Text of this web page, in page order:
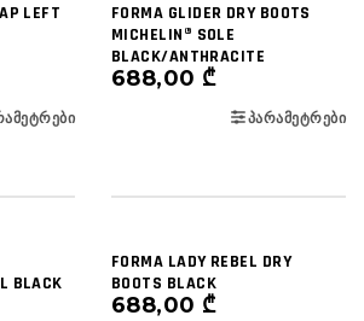
LEFT
FORMA GLIDER DRY BOOTS
MICHELIN® SOLE
BLACK/ANTHRACITE
688,00 ₾
ᲞᲐᲠᲐᲛᲔᲢᲠᲔᲑᲘ
BLACK
FORMA LADY REBEL DRY
BOOTS BLACK
688,00 ₾